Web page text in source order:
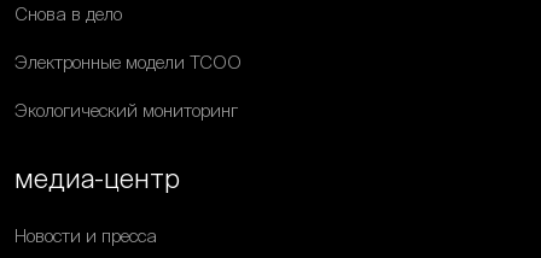
Снова в дело
Электронные модели ТСОО
Экологический мониторинг
медиа-центр
Новости и пресса